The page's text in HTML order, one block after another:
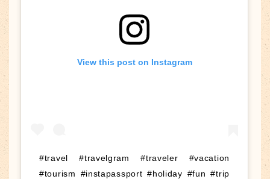
View this post on Instagram
#travel #travelgram #traveler #vacation
#tourism #instapassport #holiday #fun #trip